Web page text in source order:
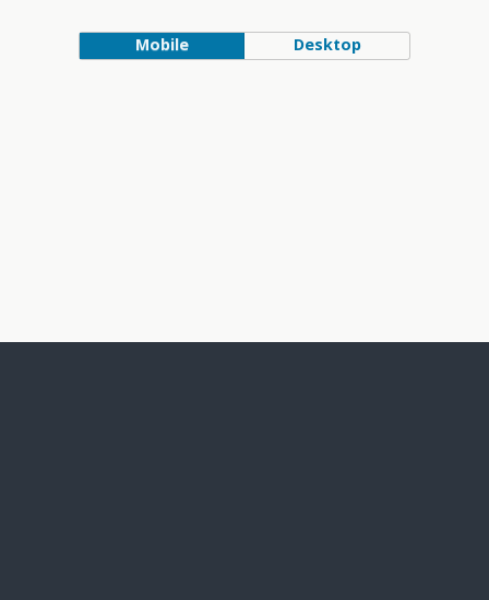
Mobile Desktop